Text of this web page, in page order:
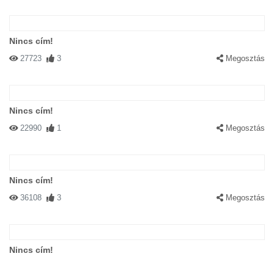
Nincs cím!
27723 3 Megosztás
Nincs cím!
22990 1 Megosztás
Nincs cím!
36108 3 Megosztás
Nincs cím!